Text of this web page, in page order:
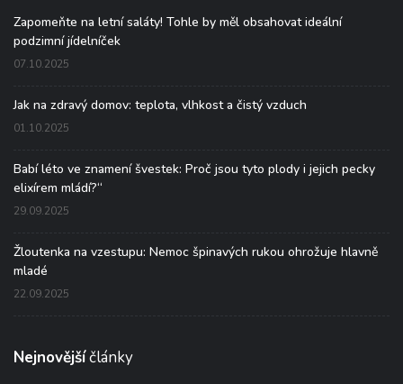
Zapomeňte na letní saláty! Tohle by měl obsahovat ideální
podzimní jídelníček
07.10.2025
Jak na zdravý domov: teplota, vlhkost a čistý vzduch
01.10.2025
Babí léto ve znamení švestek: Proč jsou tyto plody i jejich pecky
elixírem mládí?“
29.09.2025
Žloutenka na vzestupu: Nemoc špinavých rukou ohrožuje hlavně
mladé
22.09.2025
Nejnovějšíčlánky